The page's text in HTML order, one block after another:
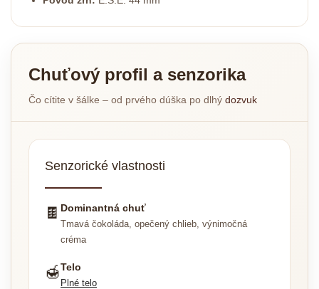
Chuťový profil a senzorika
Čo cítite v šálke – od prvého dúška po dlhý dozvuk
Senzorické vlastnosti
🍫 Dominantná chuť
Tmavá čokoláda, opečený chlieb, výnimočná
créma
🍯Telo
Plné telo